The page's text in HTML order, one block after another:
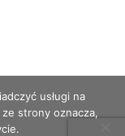
usługi na
strony oznacza,